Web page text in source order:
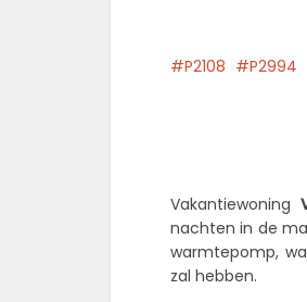
P2108 P2994
Vakantiewoning
nachten in de
warmtepomp,
zal hebben.